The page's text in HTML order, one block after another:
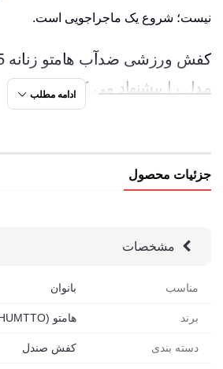
نیست؛ شروع یک ماجراجویی است.
مدل را پیشنهاد می کنند؟
علت ویژگی‌های خاص این مدل است، از
موارد زیر اشاره کرد:
زیره ضدلغزش با چسبندگی بالا
ادامه مطلب
جزئیات محصول
مشخصات
مناسب بانوان
برند هامتو (HUMTTO)
دسته بندی کفش صندل